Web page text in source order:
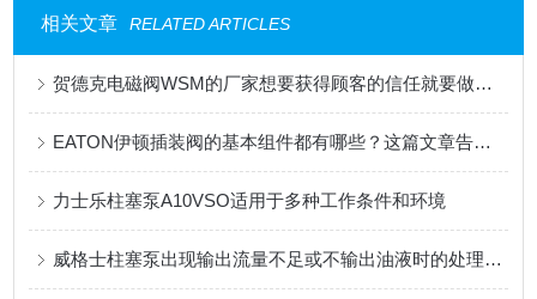
相关文章 RELATED ARTICLES
贺德克电磁阀WSM的厂家想要获得顾客的信任就要做到这三点
EATON伊顿插装阀的基本组件都有哪些？这篇文章告诉你
力士乐柱塞泵A10VSO适用于多种工作条件和环境
威格士柱塞泵出现输出流量不足或不输出油液时的处理方法